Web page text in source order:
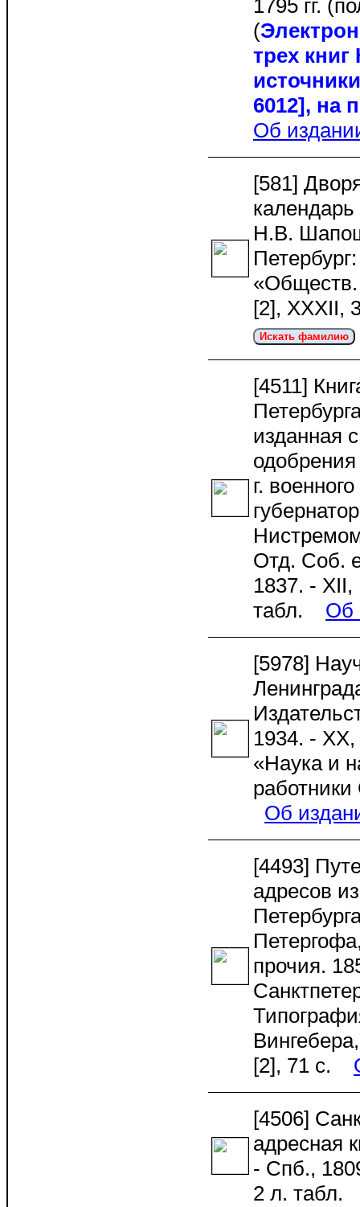
1795 гг.
(
трех
6012], на
Об
[581]
календарь
Н.В.
«Обществ.
[2],
Искать фамилию
[4511]
изданная
одобрения
г.
Отд. Соб.
1837. - XII,
табл. Об
[5978]
1934. -
«Наука и
Об
[4493]
адресов
прочия.
[2], 71 с.
[4506]
адресная
- Спб.,
2 л.